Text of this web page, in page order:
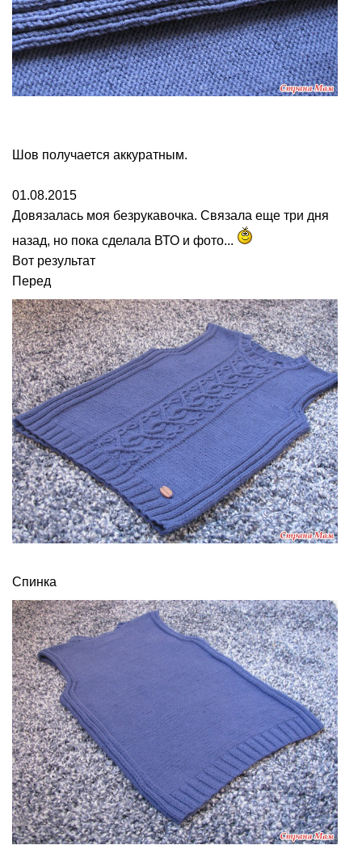
Шов получается аккуратным.
01.08.2015
Довязалась моя безрукавочка. Связала еще три дня
назад, но пока сделала ВТО и фото...
Вот результат
Перед
Спинка